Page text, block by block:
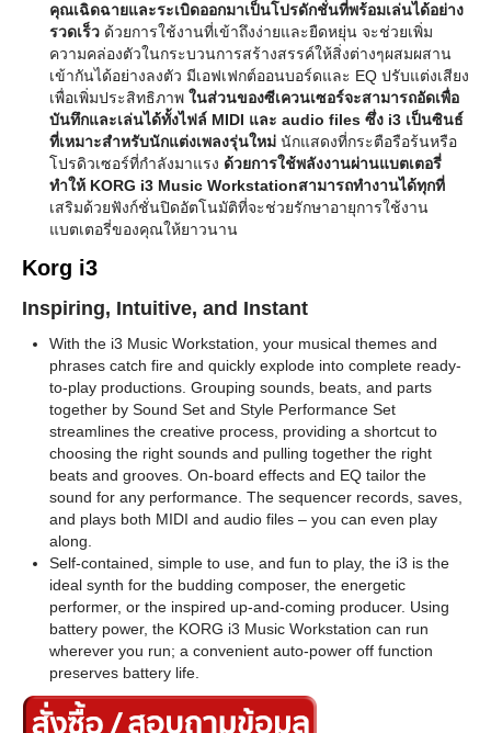
คุณเฉิดฉายและระเบิดออกมาเป็นโปรดักชั่นที่พร้อมเล่นได้อย่าง
รวดเร็ว ด้วยการใช้งานที่เข้าถึงง่ายและยืดหยุ่น จะช่วยเพิ่ม
ความคล่องตัวในกระบวนการสร้างสรรค์ให้สิ่งต่างๆผสมผสาน
เข้ากันได้อย่างลงตัว มีเอฟเฟกต์ออนบอร์ดและ EQ ปรับแต่งเสียง
เพื่อเพิ่มประสิทธิภาพ ในส่วนของซีเควนเซอร์จะสามารถอัดเพื่อ
บันทึกและเล่นได้ทั้งไฟล์ MIDI และ audio files ซึ่ง i3 เป็นซินธ์
ที่เหมาะสำหรับนักแต่งเพลงรุ่นใหม่ นักแสดงที่กระตือรือร้นหรือ
โปรดิวเซอร์ที่กำลังมาแรง ด้วยการใช้พลังงานผ่านแบตเตอรี่
ทำให้ KORG i3 Music Workstationสามารถทำงานได้ทุกที่
เสริมด้วยฟังก์ชั่นปิดอัตโนมัติที่จะช่วยรักษาอายุการใช้งาน
แบตเตอรี่ของคุณให้ยาวนาน
Korg i3
Inspiring, Intuitive, and Instant
With the i3 Music Workstation, your musical themes and
phrases catch fire and quickly explode into complete ready-
to-play productions. Grouping sounds, beats, and parts
together by Sound Set and Style Performance Set
streamlines the creative process, providing a shortcut to
choosing the right sounds and pulling together the right
beats and grooves. On-board effects and EQ tailor the
sound for any performance. The sequencer records, saves,
and plays both MIDI and audio files – you can even play
along.
Self-contained, simple to use, and fun to play, the i3 is the
ideal synth for the budding composer, the energetic
performer, or the inspired up-and-coming producer. Using
battery power, the KORG i3 Music Workstation can run
wherever you run; a convenient auto-power off function
preserves battery life.